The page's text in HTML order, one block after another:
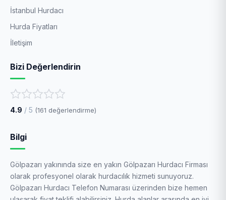
İstanbul Hurdacı
Hurda Fiyatları
İletişim
Bizi Değerlendirin
4.9 / 5 (161 değerlendirme)
Bilgi
Gölpazarı yakınında size en yakın Gölpazarı Hurdacı Firması
olarak profesyonel olarak hurdacılık hizmeti sunuyoruz.
Gölpazarı Hurdacı Telefon Numarası üzerinden bize hemen